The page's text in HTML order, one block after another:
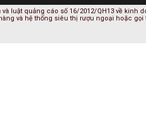
luật quảng cáo số 16/2012/QH13 về
và hệ thống siêu thị rượu ngoại hoặc